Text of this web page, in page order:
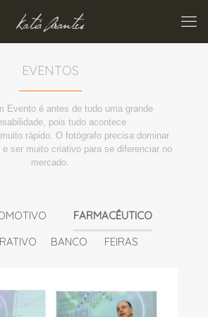
EVENTOS
Evento é antes de tudo uma grande
pois tudo acontece
rápido. O fotógrafo precisa dominar
ser muito criativo para se diferenciar no
mercado.
FARMACÊUTICO
BANCO FEIRAS